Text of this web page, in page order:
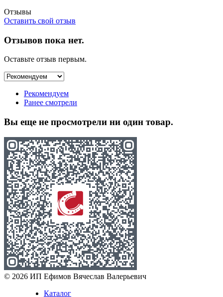
Отзывы
Оставить свой отзыв
Отзывов пока нет.
Оставьте отзыв первым.
Рекомендуем
Ранее смотрели
Вы еще не просмотрели ни один товар.
© 2026 ИП Ефимов Вячеслав Валерьевич
Каталог